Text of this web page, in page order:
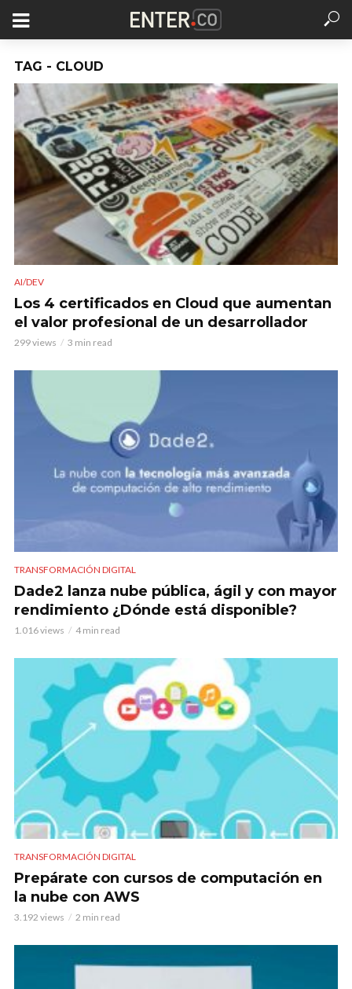
TAG - CLOUD
AI/DEV
Los 4 certificados en Cloud que aumentan
el valor profesional de un desarrollador
299 views 3 min read
TRANSFORMACIÓN DIGITAL
Dade2 lanza nube pública, ágil y con mayor
rendimiento ¿Dónde está disponible?
1.016 views 4 min read
TRANSFORMACIÓN DIGITAL
Prepárate con cursos de computación en
la nube con AWS
3.192 views 2 min read